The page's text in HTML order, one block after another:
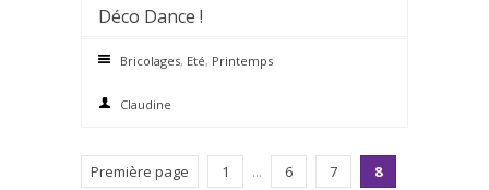
Déco Dance !
Bricolages, Eté, Printemps
Claudine
Première page 1 ... 6 7 8